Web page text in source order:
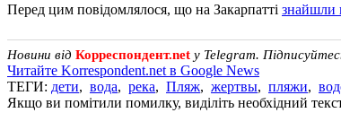
Перед цим повідомлялося, що на Закарпатті знайшли
Новини від Корреспондент.net у Telegram.
Читайте Korrespondent.net в Google News
ТЕГИ: дети, вода, река, Пляж, жертвы, пляжи,
Якщо ви помітили помилку, виділіть необхідний